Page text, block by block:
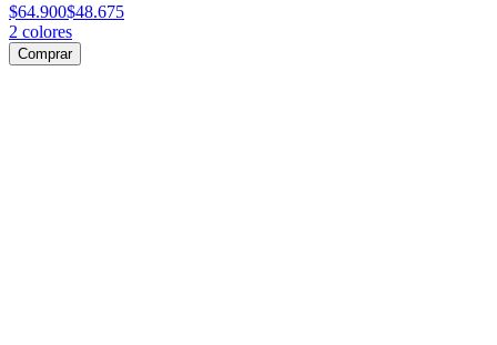
$64.900$48.675
2 colores
Comprar